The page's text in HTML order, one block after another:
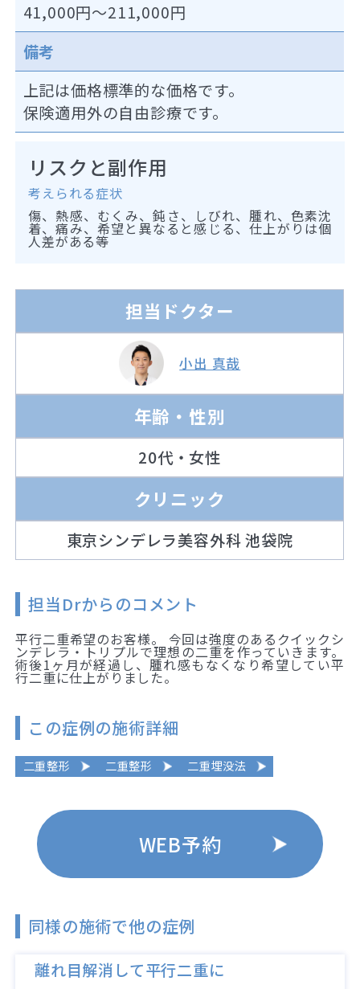
41,000円～211,000円
備考
上記は価格標準的な価格です。
保険適用外の自由診療です。
リスクと副作用
考えられる症状
傷、熱感、むくみ、鈍さ、しびれ、腫れ、色素沈
着、痛み、希望と異なると感じる、仕上がりは個
人差がある等
担当ドクター
小出 真哉
年齢・性別
20代・女性
クリニック
東京シンデレラ美容外科 池袋院
担当Drからのコメント
平行二重希望のお客様。 今回は強度のあるクイックシ
ンデレラ・トリプルで理想の二重を作っていきます。
術後1ヶ月が経過し、腫れ感もなくなり希望してい平
行二重に仕上がりました。
この症例の施術詳細
二重整形 二重整形 二重埋没法
WEB予約
同様の施術で他の症例
離れ目解消して平行二重に